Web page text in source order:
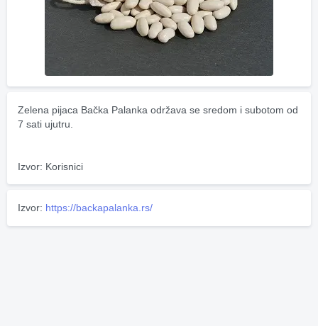
Zelena pijaca Bačka Palanka održava se sredom i subotom od
7 sati ujutru.
Izvor: Korisnici
Izvor: https://backapalanka.rs/